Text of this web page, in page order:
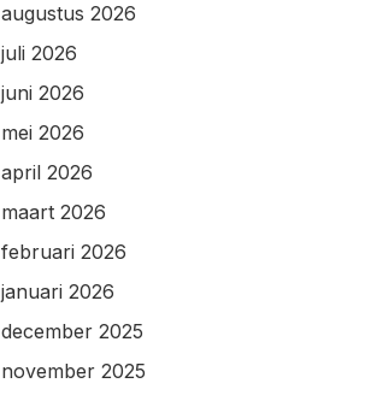
augustus 2026
juli 2026
juni 2026
mei 2026
april 2026
maart 2026
februari 2026
januari 2026
december 2025
november 2025